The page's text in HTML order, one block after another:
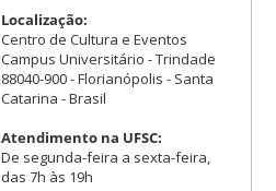
Localização:
Centro de Cultura e Eventos
Campus Universitário - Trindade
88040-900 - Florianópolis - Santa
Catarina - Brasil
Atendimento na UFSC:
De segunda-feira a sexta-feira,
das 7h às 19h